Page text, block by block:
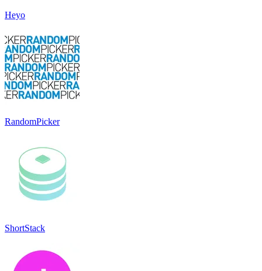
Heyo
RandomPicker
ShortStack